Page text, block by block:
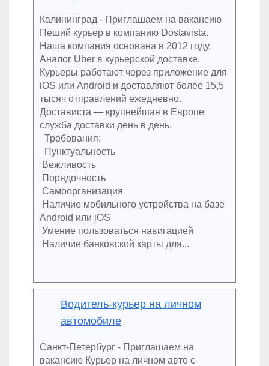
Калининград - Приглашаем на вакансию
Пеший курьер в компанию Dostavista.
Наша компания основана в 2012 году.
Аналог Uber в курьерской доставке.
Курьеры работают через приложение для
iOS или Android и доставляют более 15,5
тысяч отправлений ежедневно.
Достависта — крупнейшая в Европе
служба доставки день в день.
Требования:
Пунктуальность
Вежливость
Порядочность
Самоорганизация
Наличие мобильного устройства на базе
Android или iOS
Умение пользоваться навигацией
Наличие банковской карты для...
Водитель-курьер на личном
автомобиле
Санкт-Петербург - Приглашаем на
вакансию Курьер на личном авто с